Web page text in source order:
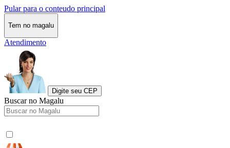
Pular para o conteudo principal
Tem no magalu
Atendimento
Digite seu CEP
Buscar no Magalu